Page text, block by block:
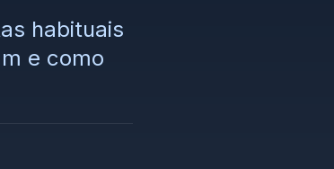
habituais
e como